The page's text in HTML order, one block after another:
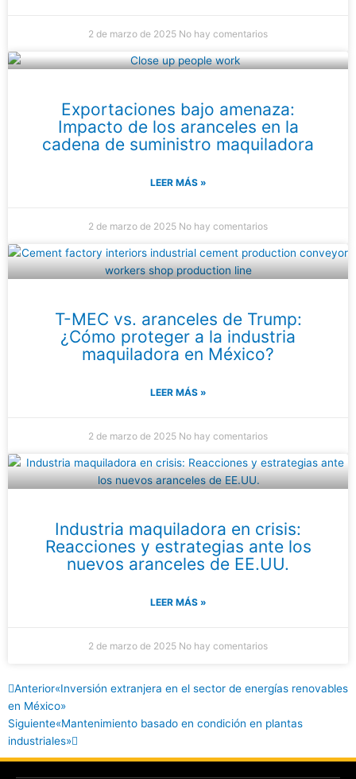
2 de marzo de 2025 No hay comentarios
Exportaciones bajo amenaza:
Impacto de los aranceles en la
cadena de suministro maquiladora
LEER MÁS »
2 de marzo de 2025 No hay comentarios
T-MEC vs. aranceles de Trump:
¿Cómo proteger a la industria
maquiladora en México?
LEER MÁS »
2 de marzo de 2025 No hay comentarios
Industria maquiladora en crisis:
Reacciones y estrategias ante los
nuevos aranceles de EE.UU.
LEER MÁS »
2 de marzo de 2025 No hay comentarios
Ant
Anterior«Inversión extranjera en el sector de energías renovables
en México»
Siguiente«Mantenimiento basado en condición en plantas
industriales»
Siguiente